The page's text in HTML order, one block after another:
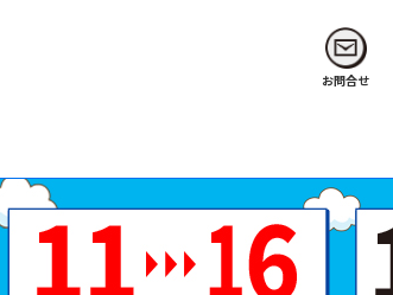
お問合せ